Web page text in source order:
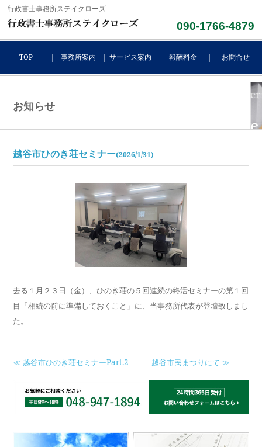
行政書士事務所ステイクローズ
090-1766-4879
TOP 事務所案内 サービス案内 報酬料金 お問合せ
お知らせ
越谷市ひのき荘セミナー(2026/1/31)
去る１月２３日（金）、ひのき荘の５回連続の終活セミナーの第１回
目「相続の前に準備しておくこと」に、当事務所代表が登壇致しまし
た。
≪ 越谷市ひのき荘セミナーPart.2 ｜ 越谷市民まつりにて ≫